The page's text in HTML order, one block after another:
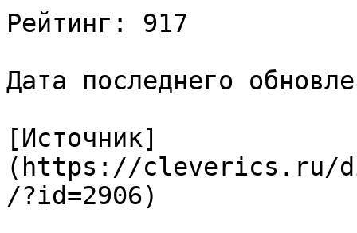
Рейтинг: 917
Дата последнего
[Источник]
(https://cleverics.ru/
/?id=2906)